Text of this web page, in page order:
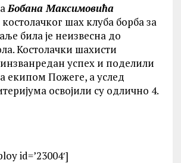
Бобана Максимовића
шах клуба борба за
била је неизвесна до
Костолачки шахисти
успех и поделили
екипом Пожеге, а услед
освојили су одлично 4.
id=’23004′]